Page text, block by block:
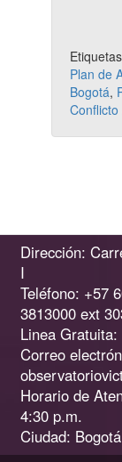
Plan de
Bogotá,
Dirección:
I
Teléfono: +57
3813000 ext
Linea
Correo
Horario de
4:30 p.m.
Ciudad: